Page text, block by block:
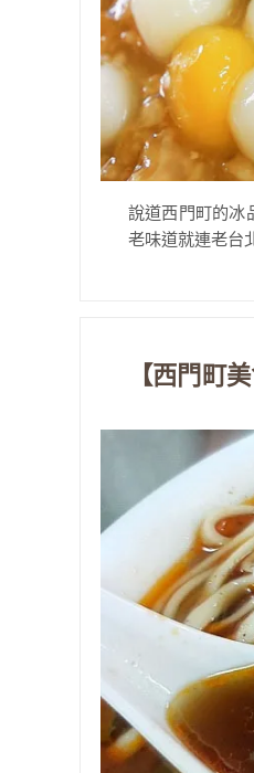
說道西門町的冰
老味道就連老台
【西門町